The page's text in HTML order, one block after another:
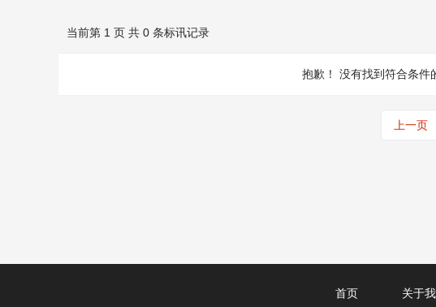
当前第 1 页 共 0 条标讯记录
抱歉！ 没有找到符合条件
上一页
首页 关于